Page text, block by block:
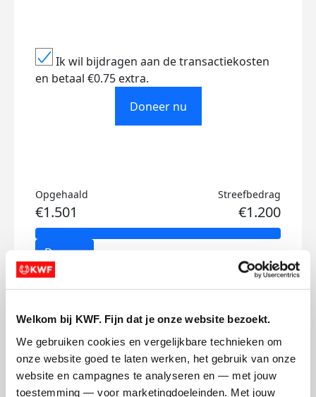
Welkom bij KWF. Fijn dat je onze website bezoekt.
We gebruiken cookies en vergelijkbare technieken om
onze website goed te laten werken, het gebruik van onze
website en campagnes te analyseren en — met jouw
toestemming — voor marketingdoeleinden. Met jouw
Ik wil bijdragen aan de transactiekosten
en betaal €0.75 extra.
Doneer nu
Opgehaald
€1.501
Streefbedrag
€1.200
Doneer
Mecx's badges